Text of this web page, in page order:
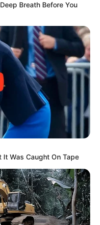
Nyai
Breath Before You
It Was Caught On Tape